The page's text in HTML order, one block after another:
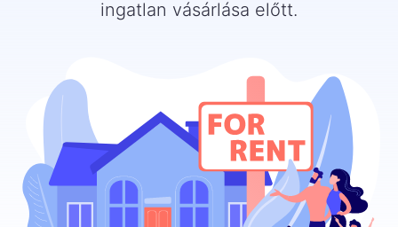
ingatlan vásárlása előtt.